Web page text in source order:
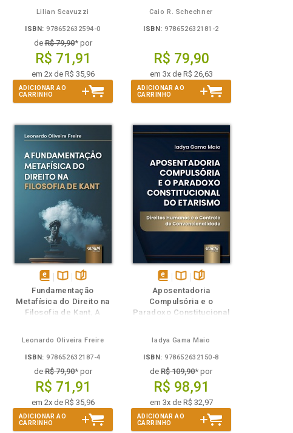
Lilian Scavuzzi
ISBN: 978652632594-0
deR$ 79,90* por
R$ 71,91
em 2x de R$ 35,96
ADICIONAR AO
CARRINHO
Caio R. Schechner
ISBN: 978652632181-2
R$ 79,90
em 3x de R$ 26,63
ADICIONAR AO
CARRINHO
disponível
em
eBook
Disponível
na
B.V.
páginas
Fundamentação
Metafísica do Direito na
Filosofia de Kant, A
Leonardo Oliveira Freire
ISBN: 978652632187-4
deR$ 79,90* por
R$ 71,91
em 2x de R$ 35,96
ADICIONAR AO
CARRINHO
disponível
em
eBook
Disponível
na
B.V.
páginas
Aposentadoria
Compulsória e o
Paradoxo Constitucional
Iadya Gama Maio
ISBN: 978652632150-8
de R$ 109,90* por
R$ 98,91
em 3x de R$ 32,97
ADICIONAR AO
CARRINHO